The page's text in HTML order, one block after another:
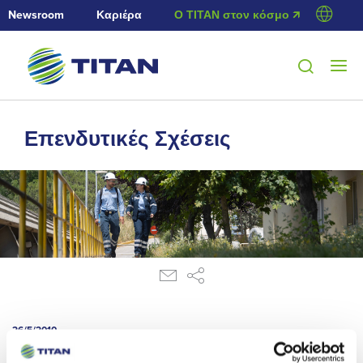
Newsroom Καριέρα Ο ΤΙΤΑΝ στον κόσμο 🡭
Επενδυτικές Σχέσεις
26/5/2010
Ανακοίνωση ρυθμιζόμενης